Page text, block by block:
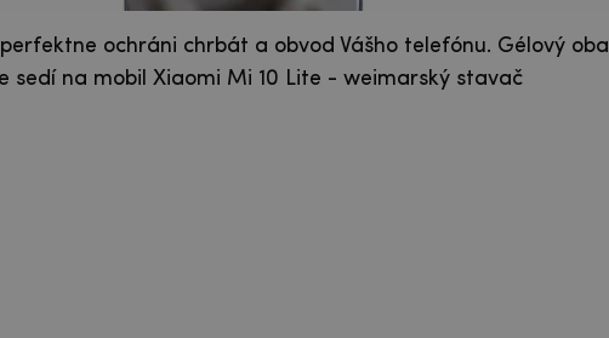
ochráni chrbát a obvod Vášho telefónu. Gélový obal
sedí na mobil Xiaomi Mi 10 Lite - weimarský stavač